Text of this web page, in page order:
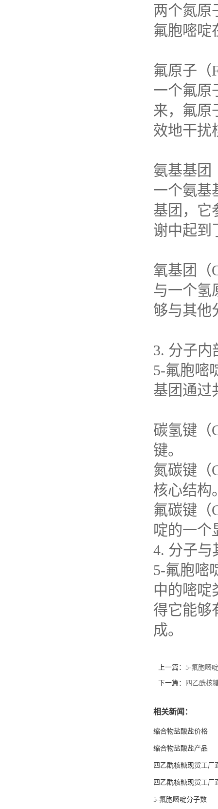
两个氮原
氟胞嘧啶
氟原子（
一个氟原
来，氟原
效地干扰
氨基基团
一个氨基
基团，它
谢中起到
氧基团（
与一个氢
够与其他
3. 分子内
5-氟胞嘧
基团通过
碳氢键（
键。
氮碳键（
核心结构
氟碳键（
啶的一个
4. 分子与
5-氟胞嘧
中的嘧啶
得它能够
成。
上一篇： 5-氟胞嘧
下一篇： 四乙酰核
相关新闻：
缩合物盐酸盐价格
缩合物盐酸盐产品
四乙酰核糖现货工厂
四乙酰核糖现货工厂
5-氟胞嘧啶分子数